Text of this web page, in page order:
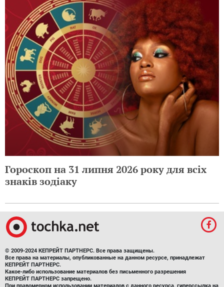
Гороскоп на 31 липня 2026 року для всіх
знаків зодіаку
© 2009-2024 КЕПРЕЙТ ПАРТНЕРС. Все права защищены.
Все права на материалы, опубликованные на данном ресурсе, принадлежат
КЕПРЕЙТ ПАРТНЕРС.
Какое-либо использование материалов без письменного разрешения
КЕПРЕЙТ ПАРТНЕРС запрещено.
При правомерном использовании материалов с данного ресурса, гиперссылка на